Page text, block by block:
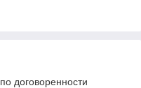
договоренности